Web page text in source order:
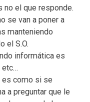
no el que responde.
se van a poner a
manteniendo
el S.O.
informática es
etc…
es como si se
a preguntar que le